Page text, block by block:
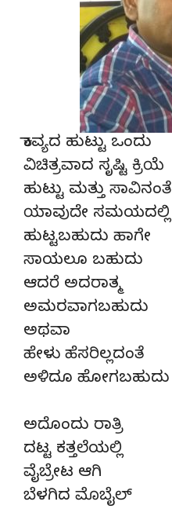
ಕಾವ್ಯದ ಹುಟ್ಟು ಒಂದು
ವಿಚಿತ್ರವಾದ ಸೃಷ್ಟಿ ಕ್ರಿಯೆ
ಹುಟ್ಟು ಮತ್ತು ಸಾವಿನಂತೆ
ಯಾವುದೇ ಸಮಯದಲ್ಲಿ
ಹುಟ್ಟಬಹುದು ಹಾಗೇ
ಸಾಯಲೂ ಬಹುದು
ಆದರೆ ಅದರಾತ್ಮ
ಅಮರವಾಗಬಹುದು
ಅಥವಾ
ಹೇಳು ಹೆಸರಿಲ್ಲದಂತೆ
ಅಳಿದೂ ಹೋಗಬಹುದು
ಅದೊಂದು ರಾತ್ರಿ
ದಟ್ಟ ಕತ್ತಲೆಯಲ್ಲಿ
ವೈಬ್ರೇಟ ಆಗಿ
ಬೆಳಗಿದ ಮೊಬೈಲ್‌